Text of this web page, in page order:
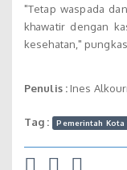
"Tetap waspada
khawatir dengan
kesehatan,"
Penulis :Ines
Tag : Pemerintah Kota